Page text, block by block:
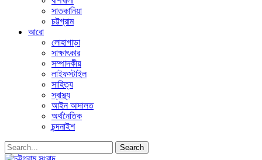
সাতকানিয়া
চট্টগ্রাম
আরো
লোহাগাড়া
সাক্ষাৎকার
সম্পাদকীয়
লাইফস্টাইল
সাহিত্য
স্বাস্থ্য
আইন আদালত
অর্থনৈতিক
চন্দনাইশ